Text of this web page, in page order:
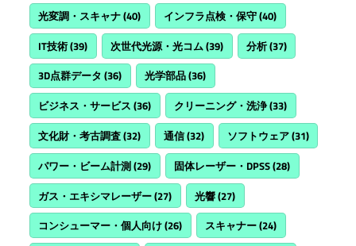
光変調・スキャナ(40) インフラ点検・保守(40)
IT技術(39) 次世代光源・光コム(39) 分析(37)
3D点群データ (36) 光学部品(36)
ビジネス・サービス (36) クリーニング・洗浄(33)
文化財・考古調査(32) 通信(32) ソフトウェア(31)
パワー・ビーム計測(29) 固体レーザー・DPSS(28)
ガス・エキシマレーザー(27) 光響(27)
コンシューマー・個人向け(26) スキャナー(24)